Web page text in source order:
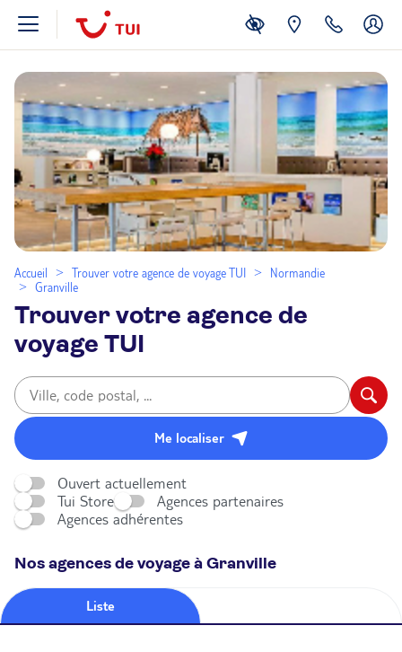
Accueil Trouver votre agence de voyage TUI
Normandie
Granville
Trouver votre agence de
voyage TUI
Me localiser
Ouvert actuellement
Tui Store
Agences partenaires
Agences adhérentes
Nos agences de voyage à Granville
Liste
Carte